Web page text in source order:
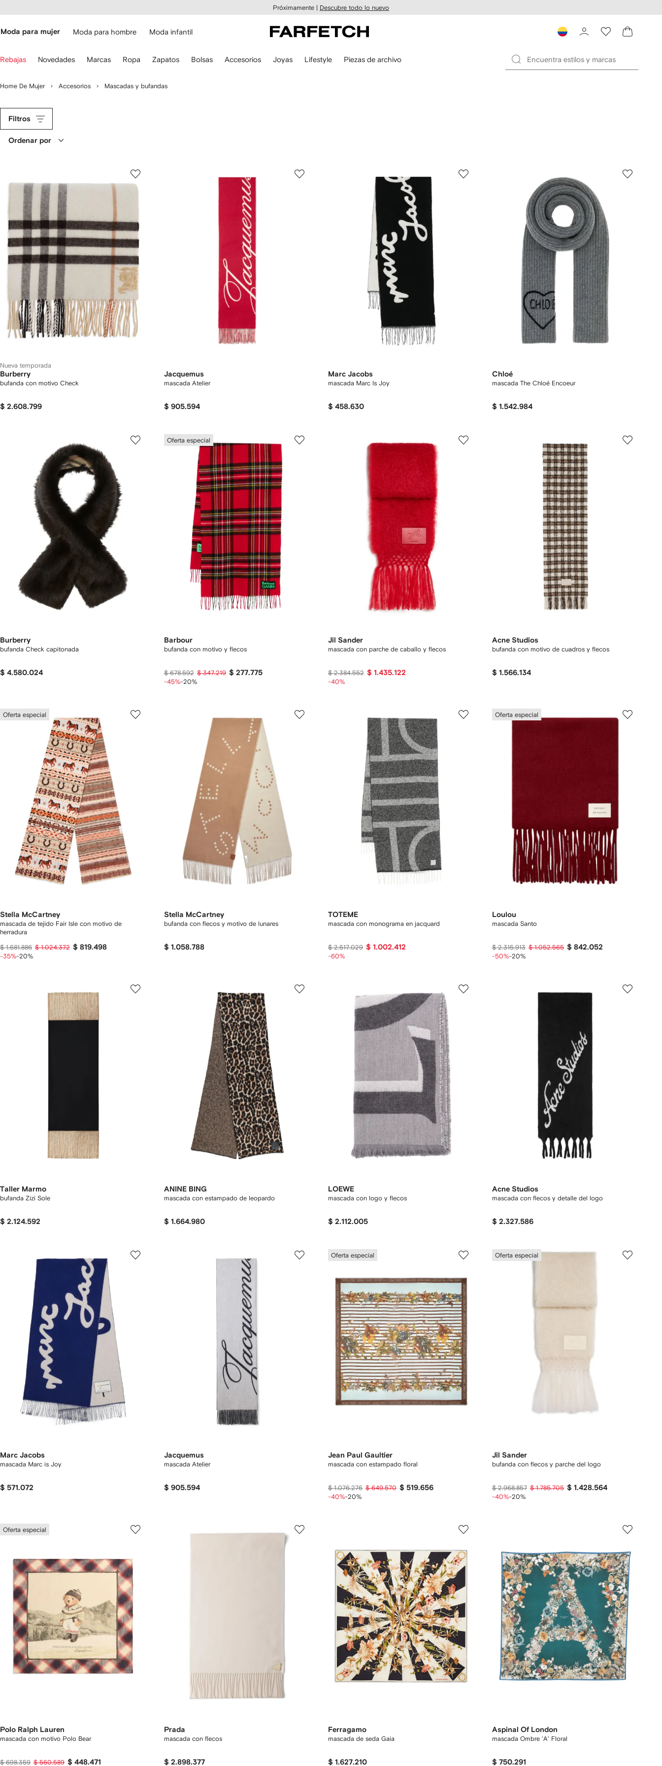
Próximamente | Descubre todo lo nuevo
Moda para mujer Moda para hombre Moda infantil
Rebajas Novedades Marcas Ropa Zapatos Bolsas Accesorios Joyas Lifestyle Piezas de archivo
Home De Mujer Accesorios Mascadas y bufandas
Filtros
Ordenar por
Nueva temporada
Burberry
bufanda con motivo Check
$ 2.608.799
Jacquemus
mascada Atelier
$ 905.594
Marc Jacobs
mascada Marc Is Joy
$ 458.630
Chloé
mascada The Chloé Encoeur
$ 1.542.984
Burberry
bufanda Check capitonada
$ 4.580.024
Oferta especial
Barbour
bufanda con motivo y flecos
$ 678.592 $ 347.219 $ 277.775
-45%-20%
Jil Sander
mascada con parche de caballo y flecos
$ 2.384.552 $ 1.435.122
-40%
Acne Studios
bufanda con motivo de cuadros y flecos
$ 1.566.134
Oferta especial
Stella McCartney
mascada de tejido Fair Isle con motivo de
herradura
$ 1.681.886 $ 1.024.372 $ 819.498
-35%-20%
Stella McCartney
bufanda con flecos y motivo de lunares
$ 1.058.788
TOTEME
mascada con monograma en jacquard
$ 2.517.029 $ 1.002.412
-60%
Oferta especial
Loulou
mascada Santo
$ 2.315.913 $ 1.052.565 $ 842.052
-50%-20%
Taller Marmo
bufanda Zizi Sole
$ 2.124.592
ANINE BING
mascada con estampado de leopardo
$ 1.664.980
LOEWE
mascada con logo y flecos
$ 2.112.005
Acne Studios
mascada con flecos y detalle del logo
$ 2.327.586
Marc Jacobs
mascada Marc is Joy
$ 571.072
Jacquemus
mascada Atelier
$ 905.594
Oferta especial
Jean Paul Gaultier
mascada con estampado floral
$ 1.076.276 $ 649.570 $ 519.656
-40%-20%
Oferta especial
Jil Sander
bufanda con flecos y parche del logo
$ 2.968.857 $ 1.785.705 $ 1.428.564
-40%-20%
Oferta especial
Polo Ralph Lauren
mascada con motivo Polo Bear
$ 698.359 $ 560.589 $ 448.471
Prada
mascada con flecos
$ 2.898.377
Ferragamo
mascada de seda Gaia
$ 1.627.210
Aspinal Of London
mascada Ombre 'A' Floral
$ 750.291